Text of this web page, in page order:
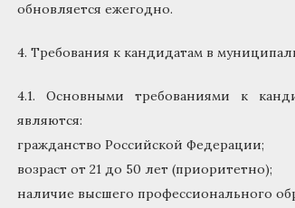
обновляется ежегодно.
4. Требования к кандидатам в
4.1. Основными требованиями к
являются:
гражданство Российской Федерации;
возраст от 21 до 50 лет (приоритетно);
наличие высшего профессионального